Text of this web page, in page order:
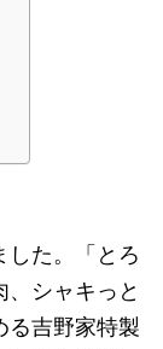
した。「とろ
、シャキっと
る吉野家特製